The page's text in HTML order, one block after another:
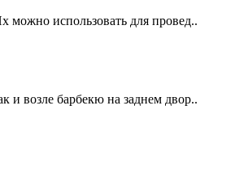
можно использовать для провед..
и возле барбекю на заднем двор..